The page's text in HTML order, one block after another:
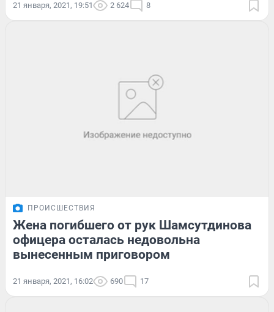
21 января, 2021, 19:51 2 624 8
ПРОИСШЕСТВИЯ
Жена погибшего от рук Шамсутдинова
офицера осталась недовольна
вынесенным приговором
21 января, 2021, 16:02 690 17